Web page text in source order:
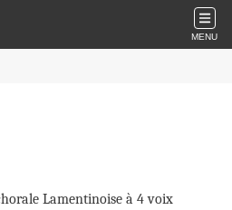
MENU
Lamentinoise à 4 voix